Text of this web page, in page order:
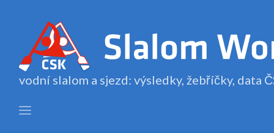
vodní slalom a sjezd: výsledky, žebříčky, data